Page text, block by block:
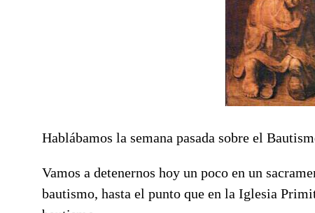
Hablábamos la semana pasada sobre el
Vamos a detenernos hoy un poco en un
bautismo, hasta el punto que en la Iglesia